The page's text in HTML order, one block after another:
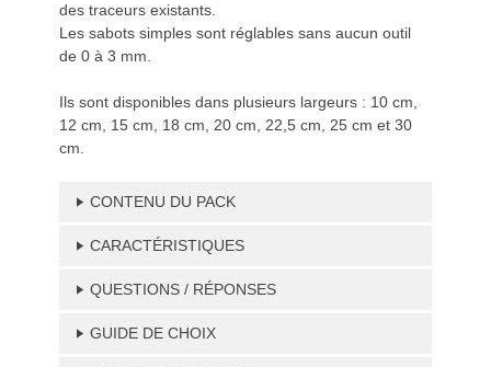
des traceurs existants.
Les sabots simples sont réglables sans aucun outil
de 0 à 3 mm.
Ils sont disponibles dans plusieurs largeurs : 10 cm,
12 cm, 15 cm, 18 cm, 20 cm, 22,5 cm, 25 cm et 30
cm.
CONTENU DU PACK
CARACTÉRISTIQUES
QUESTIONS / RÉPONSES
GUIDE DE CHOIX